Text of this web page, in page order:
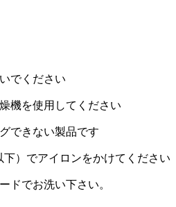
でください
機を使用してください
できない製品です
）でアイロンをかけてください
ドでお洗い下さい。